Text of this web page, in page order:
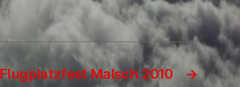
→
Flugplatzfest Malsch 2010